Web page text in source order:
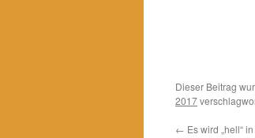
Dieser Beitrag
2017
← Es wird „hell“